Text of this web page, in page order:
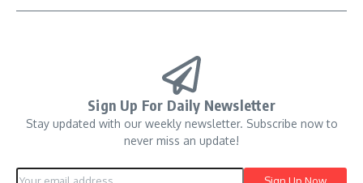
Sign Up For Daily Newsletter
Stay updated with our weekly newsletter. Subscribe now to
never miss an update!